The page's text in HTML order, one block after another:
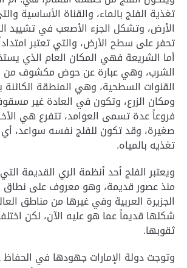
تغذية الفلج بالماء، والقناة الأساسية
الأرض، وتشكل الجزء الأصعب في تشييد
تحفر على سطح الأرض، والتي تعتبر
أما الشريعة فهي المكان العام الذي
الشرب، وهي عبارة عن حوض مكشوف من
القنوات السطحية، وهي المنطقة الكائنة
ومكان الزرع، وتكون في العادة غير
فروعاً عدة تسمى العوامد، تتفرع هي
صغيرة، وقد تكون للفلج نفسه سواعد، أي
تغذيه بالمياه.
ويعتبر الفلج أحد أنظمة الري القديمة
منذ عصور قديمة، وهو معروف على
الجزيرة العربية وفي غيرها من مناطق
شكلها قديماً عما هو عليه الآن، لكن
ثقوبها.
وتوجت دولة الإمارات جهودها في الحفاظ